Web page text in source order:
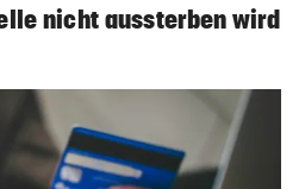
nicht aussterben wird